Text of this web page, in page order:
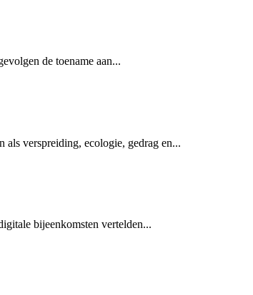
de toename aan...
als verspreiding, ecologie, gedrag en...
bijeenkomsten vertelden...